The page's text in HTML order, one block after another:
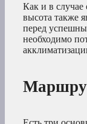
Как и в
высота также
перед
необходимо